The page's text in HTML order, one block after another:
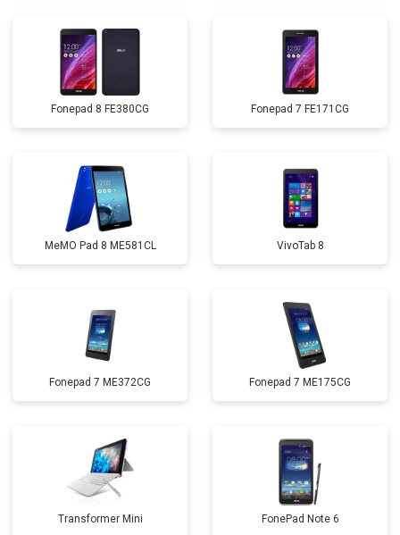
Fonepad 8 FE380CG Fonepad 7 FE171CG
MeMO Pad 8 ME581CL VivoTab 8
Fonepad 7 ME372CG Fonepad 7 ME175CG
Transformer Mini FonePad Note 6